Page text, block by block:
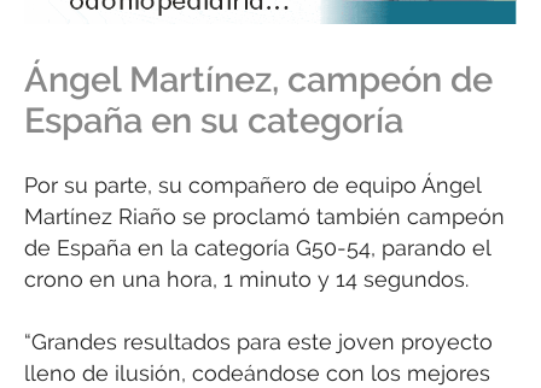
Ángel Martínez, campeón de
España en su categoría
Por su parte, su compañero de equipo Ángel
Martínez Riaño se proclamó también campeón
de España en la categoría G50-54, parando el
crono en una hora, 1 minuto y 14 segundos.
“Grandes resultados para este joven proyecto
lleno de ilusión, codeándose con los mejores